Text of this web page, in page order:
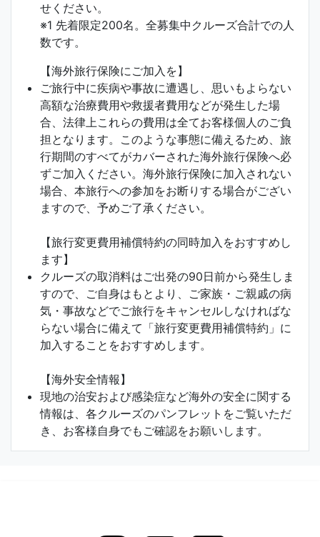
せください。
※1 先着限定200名。全募集中クルーズ合計での人
数です。
【海外旅行保険にご加入を】
ご旅行中に疾病や事故に遭遇し、思いもよらない
高額な治療費用や救援者費用などが発生した場
合、法律上これらの費用は全てお客様個人のご負
担となります。このような事態に備えるため、旅
行期間のすべてがカバーされた海外旅行保険へ必
ずご加入ください。海外旅行保険に加入されない
場合、本旅行への参加をお断りする場合がござい
ますので、予めご了承ください。
【旅行変更費用補償特約の同時加入をおすすめし
ます】
クルーズの取消料はご出発の90日前から発生しま
すので、ご自身はもとより、ご家族・ご親戚の病
気・事故などでご旅行をキャンセルしなければな
らない場合に備えて「旅行変更費用補償特約」に
加入することをおすすめします。
【海外安全情報】
現地の治安および感染症など海外の安全に関する
情報は、各クルーズのパンフレットをご覧いただ
き、お客様自身でもご確認をお願いします。